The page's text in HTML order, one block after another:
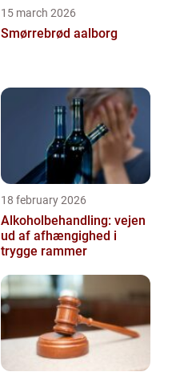
15 march 2026
Smørrebrød aalborg
18 february 2026
Alkoholbehandling: vejen
ud af afhængighed i
trygge rammer